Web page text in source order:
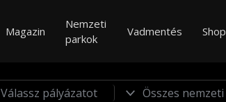
Magazin
Nemzeti
parkok
Vadmentés Shop
Válassz pályázatot